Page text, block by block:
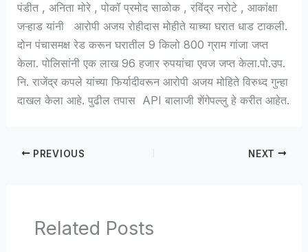
पंडीत , अनिता मोरे , पोकॉ प्रमोद साळोक , रविंद्र नरोटे , आकांक्षा
जऱ्हाड यांनी आरोपी अजय रोहीदास मोहीते याच्या घरात धाड टाकली.
दोन पंचासमक्ष रेड करून घरातील 9 किलो 800 ग्राम गांजा जप्त
केला. पोलिसांनी एक लाख 96 हजार रुपयांचा एवज जप्त केला.पो.उप.
नि. राजेंद्र कपले यांच्या फिर्यादीवरून आरोपी अजय मोहिते विरुध्द गुन्हा
दाखल केला आहे. पुढील तपास API बालाजी शेंगेपल्लु हे करीत आहेत.
PREVIOUS NEXT
Related Posts